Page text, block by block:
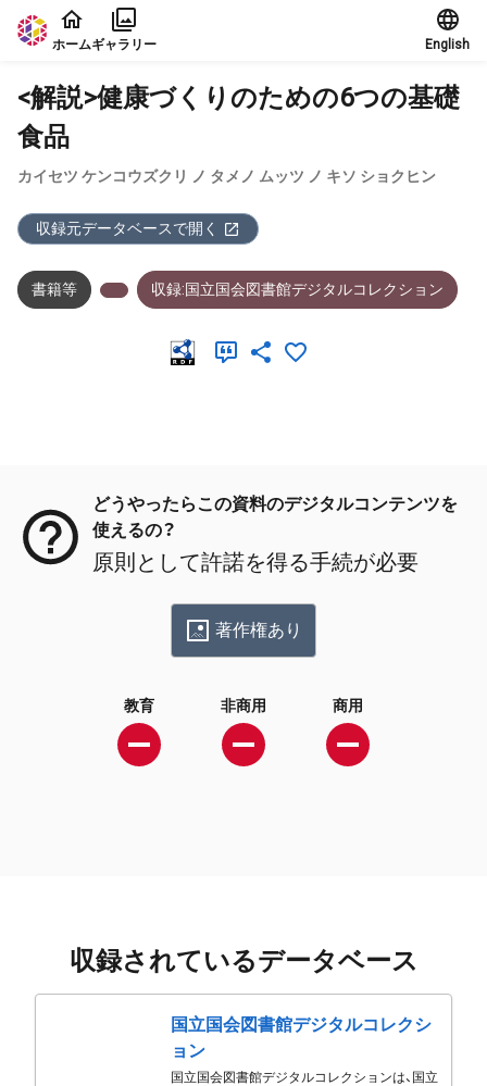
本文に飛ぶ
ホームギャラリー English
<解説>健康づくりのための6つの基礎
食品
カイセツ ケンコウズクリ ノ タメノ ムッツ ノ キソ ショクヒン
収録元データベースで開く
書籍等 収録:国立国会図書館デジタルコレクション
どうやったらこの資料のデジタルコンテンツを
使えるの？
原則として許諾を得る手続が必要
著作権あり
教育 非商用 商用
収録されているデータベース
国立国会図書館デジタルコレクシ
ョン
国立国会図書館デジタルコレクションは、国立